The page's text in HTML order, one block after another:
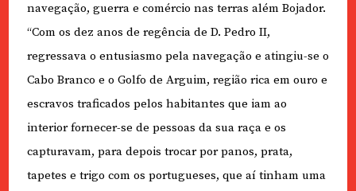
navegação, guerra e comércio nas terras além Bojador.
“Com os dez anos de regência de D. Pedro II,
regressava o entusiasmo pela navegação e atingiu-se o
Cabo Branco e o Golfo de Arguim, região rica em ouro e
escravos traficados pelos habitantes que iam ao
interior fornecer-se de pessoas da sua raça e os
capturavam, para depois trocar por panos, prata,
tapetes e trigo com os portugueses, que aí tinham uma